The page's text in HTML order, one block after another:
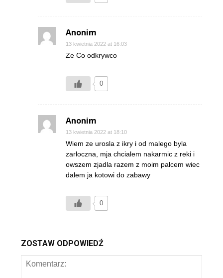
Anonim
13 kwietnia 2022 at 16:03
Ze Co odkrywco
0
Anonim
13 kwietnia 2022 at 18:10
Wiem ze urosla z ikry i od malego byla
zarloczna, mja chcialem nakarmic z reki i
owszem zjadla razem z moim palcem wiec
dalem ja kotowi do zabawy
0
ZOSTAW ODPOWIEDŹ